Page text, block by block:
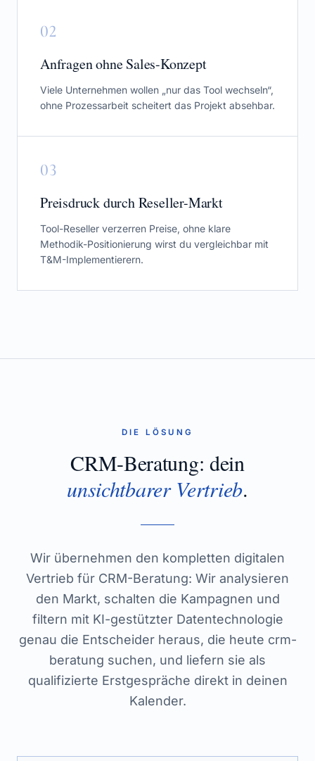
02
Anfragen ohne Sales-Konzept
Viele Unternehmen wollen „nur das Tool wechseln“,
ohne Prozessarbeit scheitert das Projekt absehbar.
03
Preisdruck durch Reseller-Markt
Tool-Reseller verzerren Preise, ohne klare
Methodik-Positionierung wirst du vergleichbar mit
T&M-Implementierern.
DIE LÖSUNG
CRM-Beratung: dein
unsichtbarer Vertrieb.
Wir übernehmen den kompletten digitalen
Vertrieb für CRM-Beratung: Wir analysieren
den Markt, schalten die Kampagnen und
filtern mit KI-gestützter Datentechnologie
genau die Entscheider heraus, die heute crm-
beratung suchen, und liefern sie als
qualifizierte Erstgespräche direkt in deinen
Kalender.